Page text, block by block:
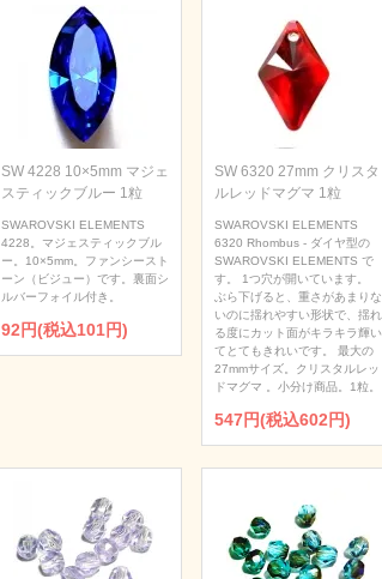
SW 4228 10×5mm マジェ
スティックブルー 1粒
SWAROVSKI ELEMENTS
4228。マジェスティックブル
ー。10×5mm。ファンシースト
ーン（ビジュー）です。裏面シ
ルバーフォイル付き。
92円(税込101円)
SW 6320 27mm クリスタ
ルレッドマグマ 1粒
SWAROVSKI ELEMENTS
6320 Rhombus - ダイヤ型の
SWAROVSKI ELEMENTS で
す。 1つ穴が開いています。
ぶら下げると、重さがあまりな
いのに揺れやすい形状で、揺れ
る度にカット面がキラキラ輝い
てとてもきれいです。 最大の
27mmサイズ。クリスタルレッ
ドマグマ 。小分け商品。1粒。
547円(税込602円)